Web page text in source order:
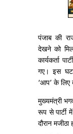
पंजाब की
देखने को
कार्यकर्ता
गए। इस
‘आप’ के लिए
मुख्यमंत्री
रूप से पार्टी
दौरान